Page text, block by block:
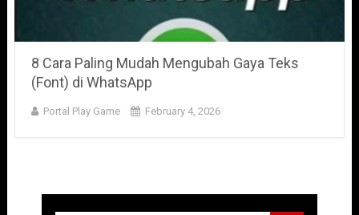
8 Cara Paling Mudah Mengubah Gaya Teks
(Font) di WhatsApp
Portal Play Game February 4, 2026